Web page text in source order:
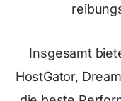
Insgesamt
HostGator,